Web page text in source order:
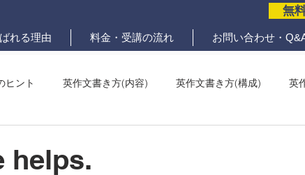
無
れる理由 料金・受講の流れ お問い合わせ・
ヒント 英作文書き方(内容) 英作文書き方(構成) 英
題
helps.